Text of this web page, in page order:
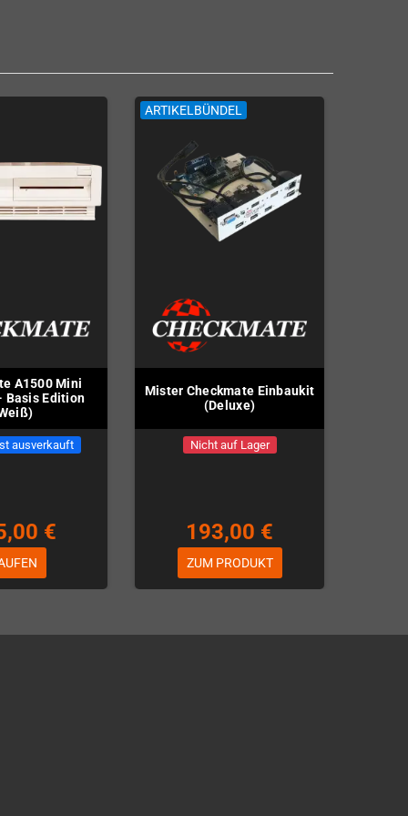
A1500 Mini
Basis Edition
ausverkauft
€
ARTIKELBÜNDEL
Mister Checkmate Einbaukit
(Deluxe)
Nicht auf Lager
193,00 €
ZUM PRODUKT